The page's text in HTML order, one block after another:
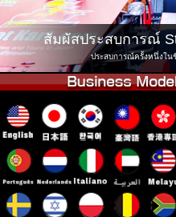
Tokyo Shibuya Annex
Tokyo Asakusa
Okinawa
สัมผัสประสบการณ์
ประสบการณ์ครั้งหนึ่งใน